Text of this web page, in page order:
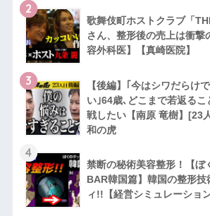
2
歌舞伎町ホストクラブ「
さん、整形後の売上は衝撃
容外科医】【真崎医院】
3
【後編】｢今はシワだらけ
い｣64歳､どこまで若返る
戦したい【南原 竜樹】[23
和の虎
4
禁断の秘術美容整形！【ぼ
BAR韓国篇】韓国の整形技
ィ!!【経営シミュレーション